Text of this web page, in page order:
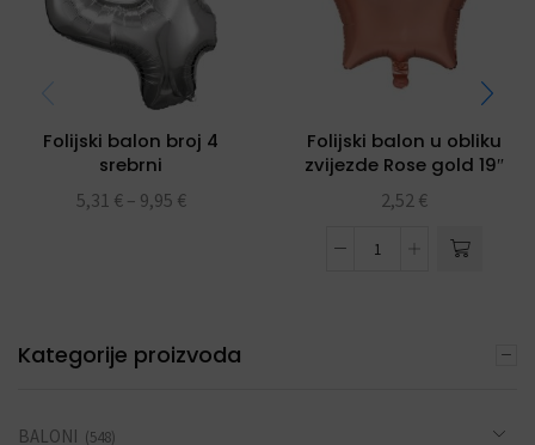
Folijski balon broj 4
srebrni
5,31 € – 9,95 €
Folijski balon u obliku
zvijezde Rose gold 19″
2,52 €
Kategorije proizvoda
BALONI (548)